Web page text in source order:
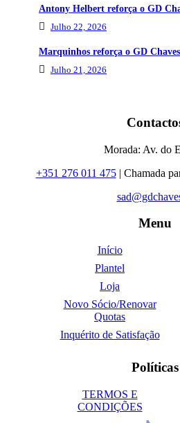
Antony Helbert reforça o GD
Julho 22, 2026
Marquinhos reforça o GD Chaves
Julho 21, 2026
Morada: Av. do
+351 276 011 475| Chamada
Menu
Início
Plantel
Loja
Novo Sócio/Renovar
Quotas
Inquérito de Satisfação
Políticas
TERMOS E
CONDIÇÕES